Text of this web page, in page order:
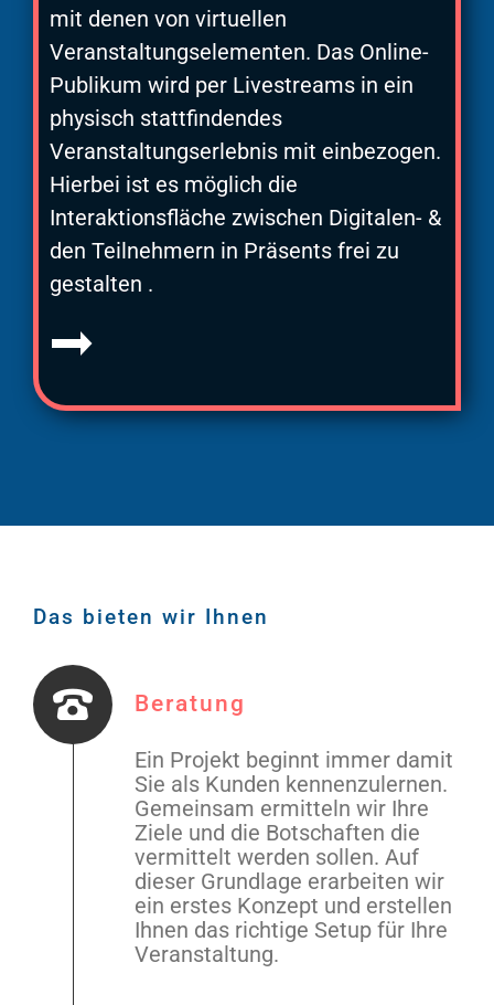
mit denen von virtuellen
Veranstaltungselementen. Das Online-
Publikum wird per Livestreams in ein
physisch stattfindendes
Veranstaltungserlebnis mit einbezogen.
Hierbei ist es möglich die
Interaktionsfläche zwischen Digitalen- &
den Teilnehmern in Präsents frei zu
gestalten .
Das bieten wir Ihnen
Beratung
Ein Projekt beginnt immer damit
Sie als Kunden kennenzulernen.
Gemeinsam ermitteln wir Ihre
Ziele und die Botschaften die
vermittelt werden sollen. Auf
dieser Grundlage erarbeiten wir
ein erstes Konzept und erstellen
Ihnen das richtige Setup für Ihre
Veranstaltung